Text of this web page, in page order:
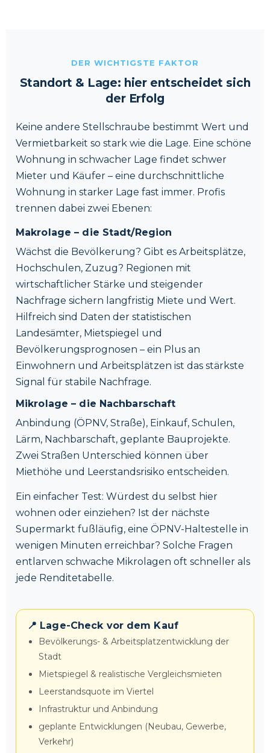
DER WICHTIGSTE FAKTOR
Standort & Lage: hier entscheidet sich
der Erfolg
Keine andere Stellschraube bestimmt Wert und
Vermietbarkeit so stark wie die Lage. Eine schöne
Wohnung in schwacher Lage findet schwer
Mieter und Käufer – eine durchschnittliche
Wohnung in starker Lage fast immer. Profis
trennen dabei zwei Ebenen:
Makrolage – die Stadt/Region
Wächst die Bevölkerung? Gibt es Arbeitsplätze,
Hochschulen, Zuzug? Regionen mit
wirtschaftlicher Stärke und steigender
Nachfrage sichern langfristig Miete und Wert.
Hilfreich sind Daten der statistischen
Landesämter, Mietspiegel und
Bevölkerungsprognosen – ein Plus an
Einwohnern und Arbeitsplätzen ist das stärkste
Signal für stabile Nachfrage.
Mikrolage – die Nachbarschaft
Anbindung (ÖPNV, Straße), Einkauf, Schulen,
Lärm, Nachbarschaft, geplante Bauprojekte.
Zwei Straßen Unterschied können über
Miethöhe und Leerstandsrisiko entscheiden.
Ein einfacher Test: Würdest du selbst hier
wohnen oder einziehen? Ist der nächste
Supermarkt fußläufig, eine ÖPNV-Haltestelle in
wenigen Minuten erreichbar? Solche Fragen
entlarven schwache Mikrolagen oft schneller als
jede Renditetabelle.
📍 Lage-Check vor dem Kauf
Bevölkerungs- & Arbeitsplatzentwicklung der
Stadt
Mietspiegel & realistische Vergleichsmieten
Leerstandsquote im Viertel
Infrastruktur und Anbindung
geplante Entwicklungen (Neubau, Gewerbe,
Verkehr)